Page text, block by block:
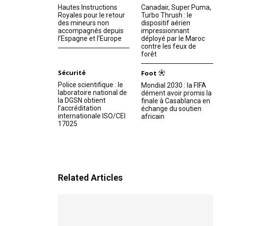
Hautes Instructions
Royales pour le retour
des mineurs non
accompagnés depuis
l’Espagne et l’Europe
Canadair, Super Puma,
Turbo Thrush : le
dispositif aérien
impressionnant
déployé par le Maroc
contre les feux de
forêt
Sécurité
Police scientifique : le
laboratoire national de
la DGSN obtient
l’accréditation
internationale ISO/CEI
17025
Foot
Mondial 2030 : la FIFA
dément avoir promis la
finale à Casablanca en
échange du soutien
africain
Related Articles